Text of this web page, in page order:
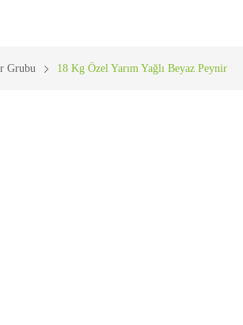
Grubu 18 Kg Özel Yarım Yağlı Beyaz Peynir